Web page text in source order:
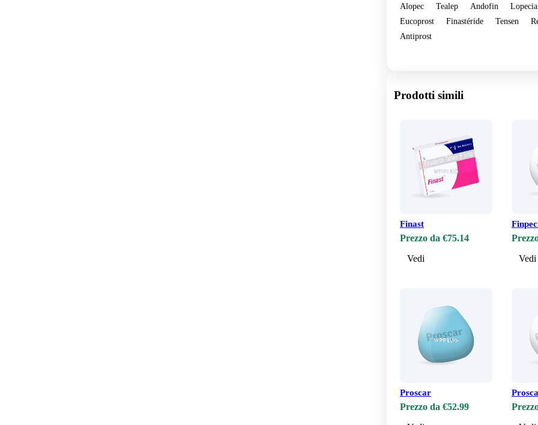
Alopec Tealep Andofin Lopecia
Eucoprost
Finastéride Tensen
Antiprost
Prodotti simili
Finast
Prezzo da €75.14
Vedi
Vedi
Proscar
Prezzo da €52.99